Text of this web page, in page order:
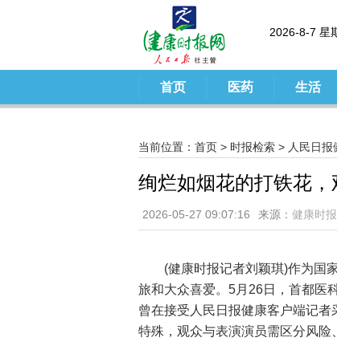
2026-8-7 星
首页 医药 生活
当前位置： 首页 > 时报检索 > 人民日
绚烂如烟花的打铁花
2026-05-27 09:07:16 来源： 健康时
(健康时报记者刘颖琪)作为国
旅和大众喜爱。5月26日，首都医
曾在接受人民日报健康客户端记
特殊，观众与表演演员需区分风险